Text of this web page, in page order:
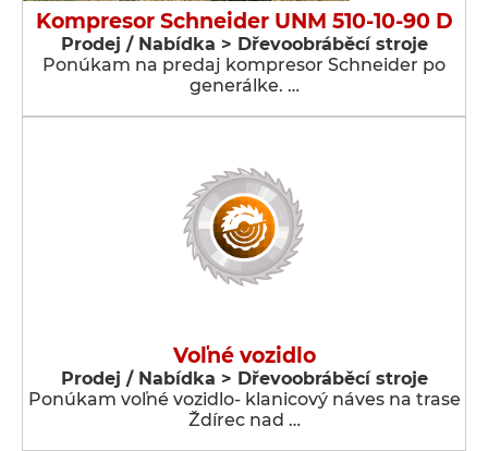
Kompresor Schneider UNM 510-10-90 D
Prodej / Nabídka > Dřevoobráběcí stroje
Ponúkam na predaj kompresor Schneider po
generálke. …
Voľné vozidlo
Prodej / Nabídka > Dřevoobráběcí stroje
Ponúkam voľné vozidlo- klanicový náves na trase
Ždírec nad …